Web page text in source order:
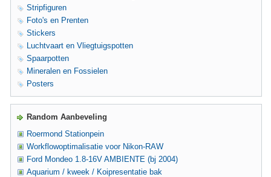
Stripfiguren
Foto's en Prenten
Stickers
Luchtvaart en Vliegtuigspotten
Spaarpotten
Mineralen en Fossielen
Posters
Random Aanbeveling
Roermond Stationpein
Workflowoptimalisatie voor Nikon-RAW
Ford Mondeo 1.8-16V AMBIENTE (bj 2004)
Aquarium / kweek / Koipresentatie bak